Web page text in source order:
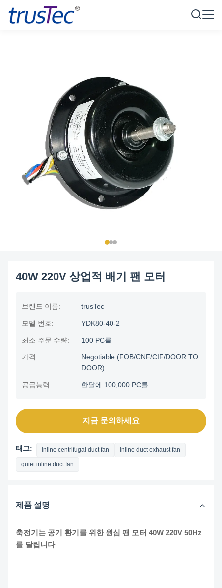
40W 220V 상업적 배기 팬 모터
브랜드 이름: trusTec
모델 번호: YDK80-40-2
최소 주문 수량: 100 PC를
가격:
Negotiable (FOB/CNF/CIF/DOOR TO
DOOR)
공급능력: 한달에 100,000 PC를
지금 문의하세요
태그: inline centrifugal duct fan inline duct exhaust fan
quiet inline duct fan
제품 설명
축전기는 공기 환기를 위한 원심 팬 모터 40W 220V 50Hz
를 달립니다